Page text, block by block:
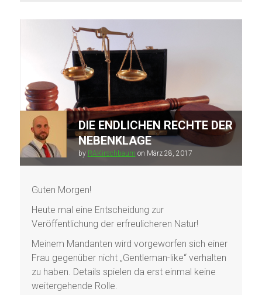
DIE ENDLICHEN RECHTE DER
NEBENKLAGE
by RAKirschbaum on März 28, 2017
Guten Morgen!
Heute mal eine Entscheidung zur
Veröffentlichung der erfreulicheren Natur!
Meinem Mandanten wird vorgeworfen sich einer
Frau gegenüber nicht „Gentleman-like“ verhalten
zu haben. Details spielen da erst einmal keine
weitergehende Rolle.